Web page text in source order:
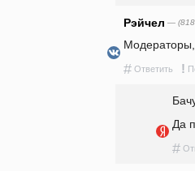
Рэйчел —
# Ответить !
Да
#